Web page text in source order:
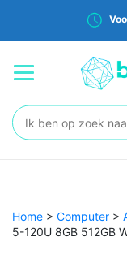
Zoeken:
Home > Computer >
5-120U 8GB 512GB